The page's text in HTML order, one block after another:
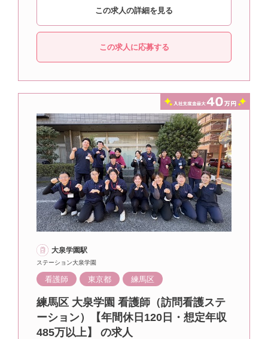
この求人の詳細を見る
この求人に応募する
大泉学園駅
ステーション大泉学園
看護師 東京都 練馬区
練馬区 大泉学園 看護師（訪問看護ステ
ーション）【年間休日120日・想定年収
485万以上】 の求人